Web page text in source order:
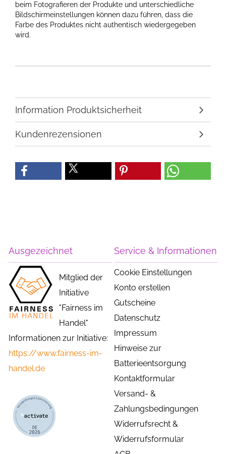
beim Fotografieren der Produkte und unterschiedliche
Bildschirmeinstellungen können dazu führen, dass die
Farbe des Produktes nicht authentisch wiedergegeben
wird.
Information Produktsicherheit
Kundenrezensionen
Ausgezeichnet
Mitglied der
Initiative
"Fairness im
Handel"
Informationen zur Initiative:
https://www.fairness-im-
handel.de
Service & Informationen
Cookie Einstellungen
Konto erstellen
Gutscheine
Datenschutz
Impressum
Hinweise zur
Batterieentsorgung
Kontaktformular
Versand- &
Zahlungsbedingungen
Widerrufsrecht &
Widerrufsformular